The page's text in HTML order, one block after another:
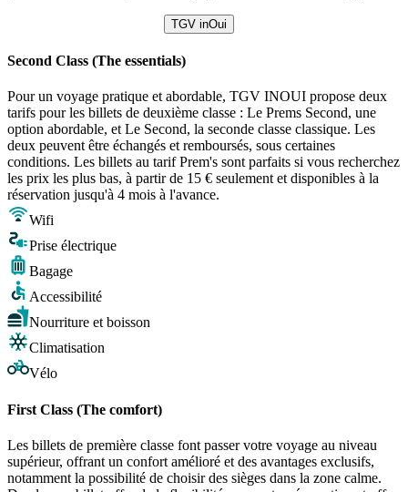
TGV inOui
Second Class (The essentials)
Pour un voyage pratique et abordable, TGV INOUI propose deux
tarifs pour les billets de deuxième classe : Le Prems Second, une
option abordable, et Le Second, la seconde classe classique. Les
deux peuvent être échangés et remboursés, sous certaines
conditions. Les billets au tarif Prem's sont parfaits si vous recherchez
les prix les plus bas, à partir de 15 € seulement et disponibles à la
réservation jusqu'à 4 mois à l'avance.
Wifi
Prise électrique
Bagage
Accessibilité
Nourriture et boisson
Climatisation
Vélo
First Class (The comfort)
Les billets de première classe font passer votre voyage au niveau
supérieur, offrant un confort amélioré et des avantages exclusifs,
notamment la possibilité de choisir des sièges dans la zone calme.